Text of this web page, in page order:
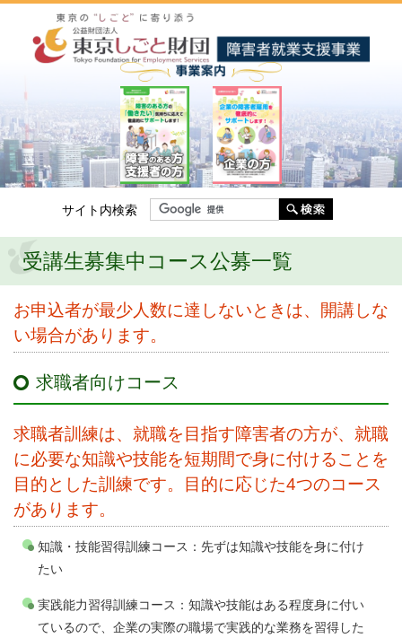
サイト内検索
受講生募集中コース公募一覧
お申込者が最少人数に達しないときは、開講しな
い場合があります。
求職者向けコース
求職者訓練は、就職を目指す障害者の方が、就職
に必要な知識や技能を短期間で身に付けることを
目的とした訓練です。目的に応じた4つのコース
があります。
知識・技能習得訓練コース：先ずは知識や技能を身に付け
たい
実践能力習得訓練コース：知識や技能はある程度身に付い
ているので、企業の実際の職場で実践的な業務を習得した